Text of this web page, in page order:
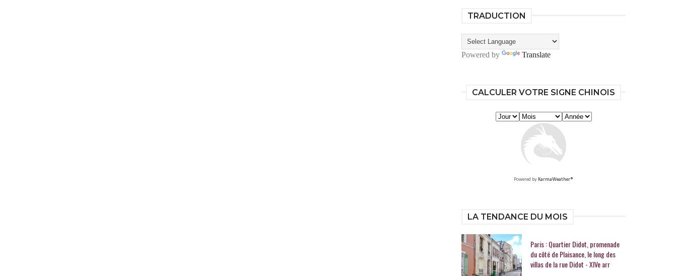
TRADUCTION
Powered by Translate
CALCULER VOTRE SIGNE CHINOIS
Powered by KarmaWeather®
LA TENDANCE DU MOIS
Paris : Quartier Didot, promenade
du côté de Plaisance, le long des
villas de la rue Didot - XIVe arr